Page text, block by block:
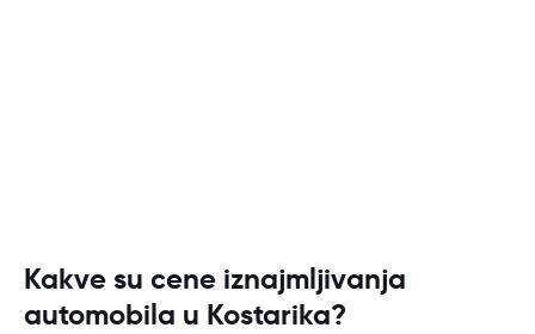
Kakve su cene iznajmljivanja
automobila u Kostarika?